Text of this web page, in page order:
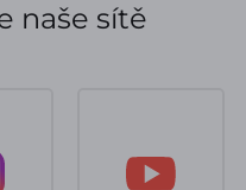
naše sítě